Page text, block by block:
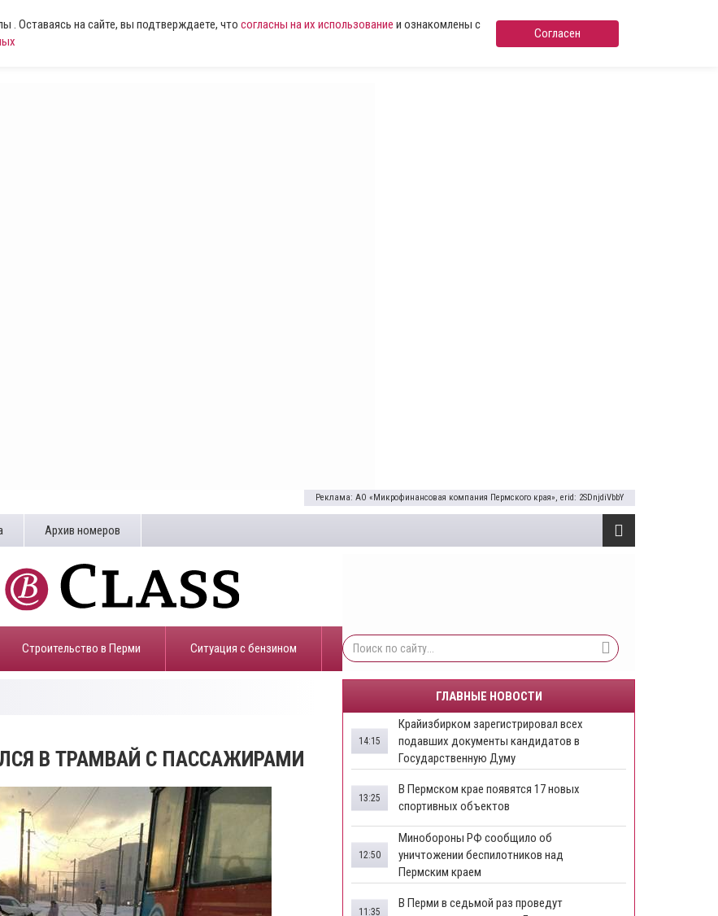
Оставаясь на сайте, вы подтверждаете, что согласны на их использование и ознакомлены с
Согласен
Реклама: АО «Микрофинансовая компания Пермского края», erid: 2SDnjdiVbbY
Архив номеров
Строительство в Перми ​Ситуация с бензином
В ТРАМВАЙ С ПАССАЖИРАМИ
ГЛАВНЫЕ НОВОСТИ
Крайизбирком зарегистрировал всех
подавших документы кандидатов в
Государственную Думу
14:15
​В Пермском крае появятся 17 новых
спортивных объектов
13:25
Минобороны РФ сообщило об
уничтожении беспилотников над
Пермским краем
12:50
В Перми в седьмой раз проведут
11:35